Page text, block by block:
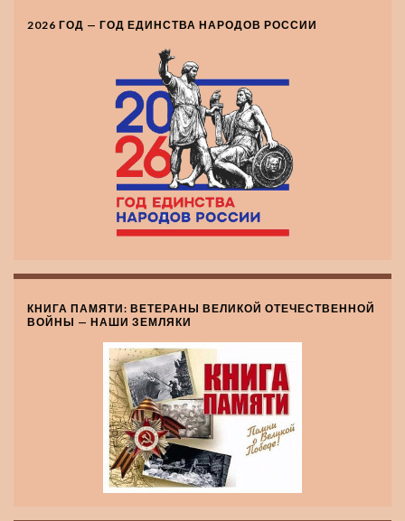
2026 ГОД — ГОД ЕДИНСТВА НАРОДОВ РОССИИ
КНИГА ПАМЯТИ: ВЕТЕРАНЫ ВЕЛИКОЙ ОТЕЧЕСТВЕННОЙ
ВОЙНЫ — НАШИ ЗЕМЛЯКИ